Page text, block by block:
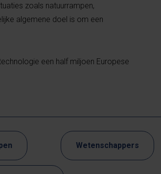
zoals natuurrampen,
algemene doel is om een
een half miljoen Europese
Wetenschappers